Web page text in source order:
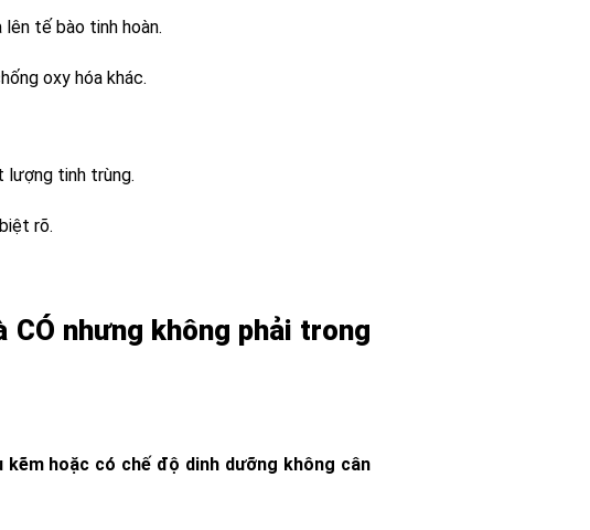
tế bào tinh hoàn.
oxy hóa khác.
lượng tinh trùng.
rõ.
nhưng không phải trong
hoặc có chế độ dinh dưỡng không cân